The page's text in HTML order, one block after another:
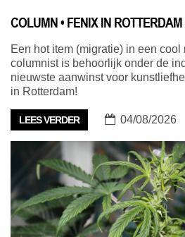
COLUMN • FENIX IN
Een hot item (migratie) in een cool
columnist is behoorlijk onder de
nieuwste aanwinst voor
in Rotterdam!
LEES VERDER 04/08/2026